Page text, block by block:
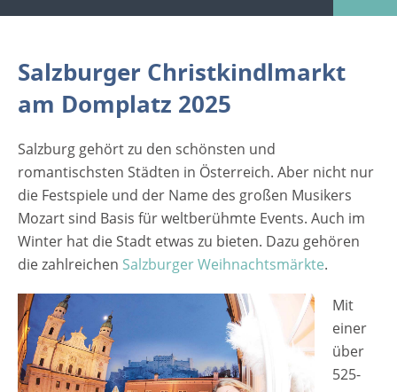
zahlreichen Salzburger Weihnachtsmärkte.
align="alignleft" width="335"] „Foto:
www.christkindlmarkt.co.at,
Salzburg“[/caption] Mit einer über 525-
Christkindlmarkt am Dom- und
Residenzplatz zu einem der ältesten und
traditionsreichsten Adventmärkte der Welt.
Dieser Weihnachtsmarkt lockt alljährlich
Besucher aus allen Teilen der Welt nach
Salzburg. Auch 2024 wird dies wieder eine
der Hauptattraktionen der Adventszeit
werden und mit seinem berühmten
Ambiente bietet er den idealen Rahmen für
die Einstimmung aufs kommende
Weihnachtsfest. Hoffentlich lässt Frau Holle
Salzburger Christkindlmarkt
am Domplatz 2025
Salzburg gehört zu den schönsten und
romantischsten Städten in Österreich. Aber nicht nur
die Festspiele und der Name des großen Musikers
Mozart sind Basis für weltberühmte Events. Auch im
Winter hat die Stadt etwas zu bieten. Dazu gehören
die zahlreichen Salzburger Weihnachtsmärkte.
Mit
einer
über
525-